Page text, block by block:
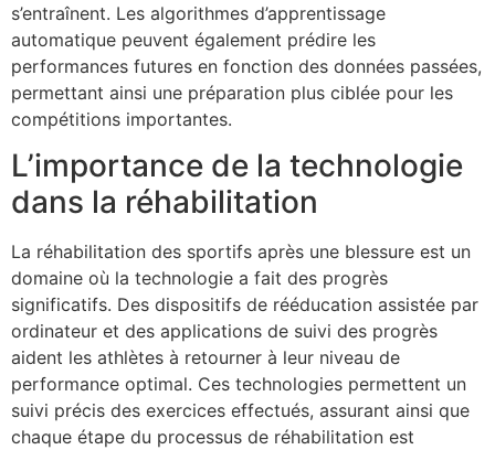
s’entraînent. Les algorithmes d’apprentissage
automatique peuvent également prédire les
performances futures en fonction des données passées,
permettant ainsi une préparation plus ciblée pour les
compétitions importantes.
L’importance de la technologie
dans la réhabilitation
La réhabilitation des sportifs après une blessure est un
domaine où la technologie a fait des progrès
significatifs. Des dispositifs de rééducation assistée par
ordinateur et des applications de suivi des progrès
aident les athlètes à retourner à leur niveau de
performance optimal. Ces technologies permettent un
suivi précis des exercices effectués, assurant ainsi que
chaque étape du processus de réhabilitation est